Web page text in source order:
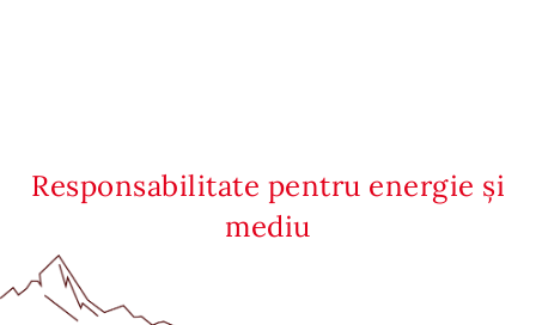
Responsabilitate pentru energie și
mediu